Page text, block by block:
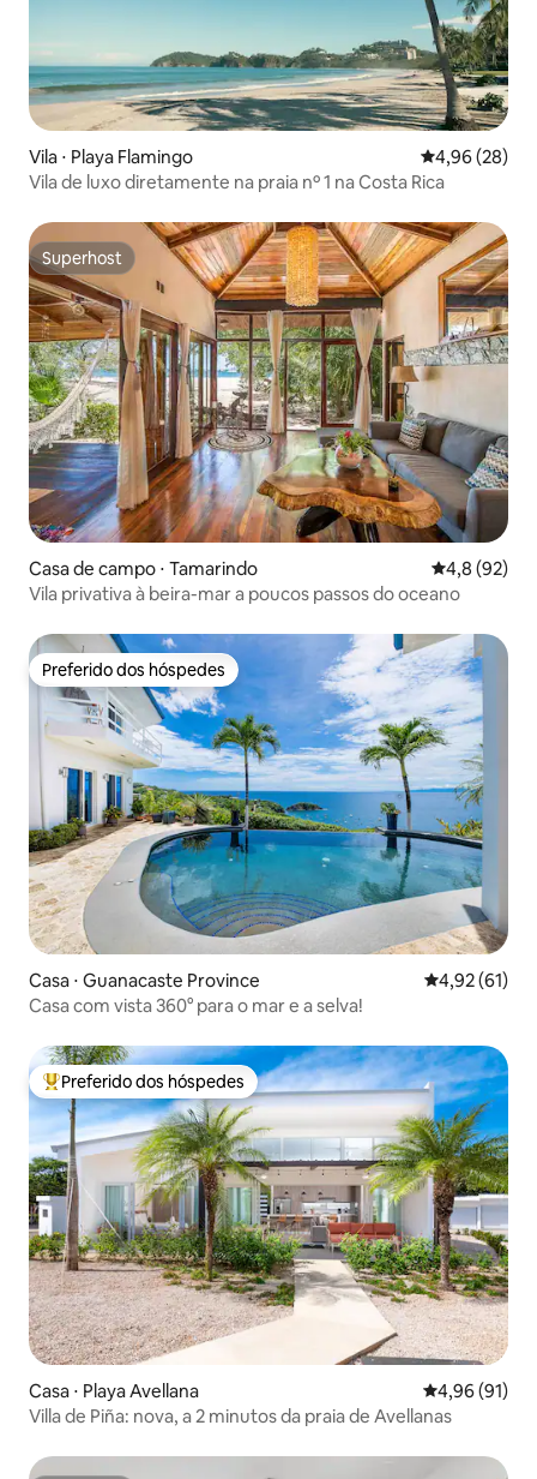
Vila ⋅ Playa Flamingo 4,96 de uma
4,96 (28)
Vila de luxo diretamente na praia nº 1 na Costa Rica
Superhost
Superhost
Casa de campo ⋅ Tamarindo 4,8 de uma
4,8 (92)
Vila privativa à beira-mar a poucos passos do oceano
Preferido dos hóspedes
Preferido dos hóspedes
Casa ⋅ Guanacaste Province 4,92 de uma
4,92 (61)
Casa com vista 360° para o mar e a selva!
Entre os melhores preferidos dos hóspedes
Preferido dos hóspedes
Casa ⋅ Playa Avellana 4,96 de uma
4,96 (91)
Villa de Piña: nova, a 2 minutos da praia de Avellanas